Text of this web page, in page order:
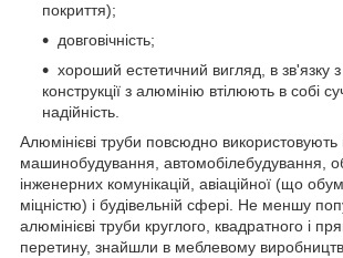
покриття);
довговічність;
хороший естетичний вигляд, в зв'язку
конструкції з алюмінію втілюють в собі
надійність.
Алюмінієві труби повсюдно
машинобудування, автомобілебудування,
інженерних комунікацій, авіаційної (що
міцністю) і будівельній сфері. Не меншу
алюмінієві труби круглого, квадратного і
перетину, знайшли в меблевому